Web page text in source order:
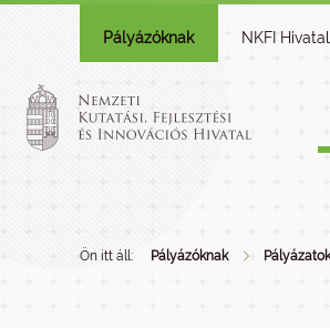
Pályázóknak NKFI
Ön itt áll: Pályázóknak Pályázatok